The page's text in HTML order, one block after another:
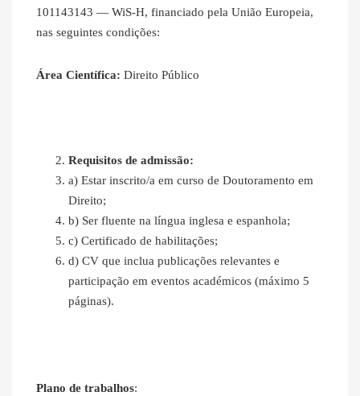
101143143 — WiS-H, financiado pela União Europeia,
nas seguintes condições:
Área Científica: Direito Público
Requisitos de admissão:
a) Estar inscrito/a em curso de Doutoramento em
Direito;
b) Ser fluente na língua inglesa e espanhola;
c) Certificado de habilitações;
d) CV que inclua publicações relevantes e
participação em eventos académicos (máximo 5
páginas).
Plano de trabalhos: